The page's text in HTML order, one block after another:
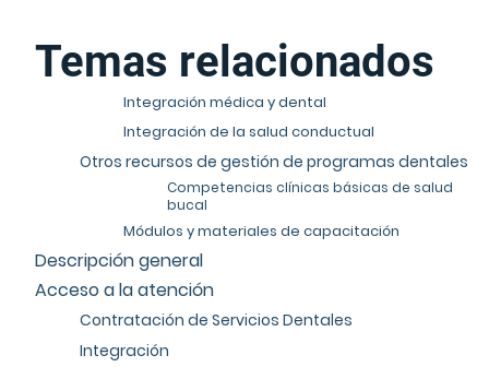
Temas relacionados
Integración médica y dental
Integración de la salud conductual
Otros recursos de gestión de programas dentales
Competencias clínicas básicas de salud
bucal
Módulos y materiales de capacitación
Descripción general
Acceso a la atención
Contratación de Servicios Dentales
Integración